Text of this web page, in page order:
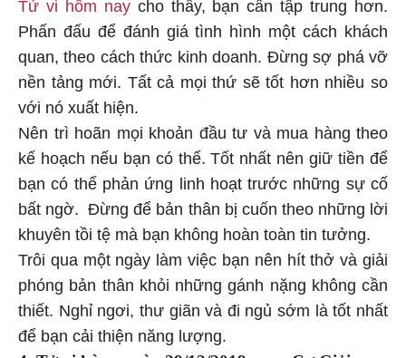
Tử vi hôm nay cho thấy, bạn cần tập trung hơn.
Phấn đấu để đánh giá tình hình một cách khách
quan, theo cách thức kinh doanh. Đừng sợ phá vỡ
nền tảng mới. Tất cả mọi thứ sẽ tốt hơn nhiều so
với nó xuất hiện.
Nên trì hoãn mọi khoản đầu tư và mua hàng theo
kế hoạch nếu bạn có thể. Tốt nhất nên giữ tiền để
bạn có thể phản ứng linh hoạt trước những sự cố
bất ngờ. Đừng để bản thân bị cuốn theo những lời
khuyên tồi tệ mà bạn không hoàn toàn tin tưởng.
Trôi qua một ngày làm việc bạn nên hít thở và giải
phóng bản thân khỏi những gánh nặng không cần
thiết. Nghỉ ngơi, thư giãn và đi ngủ sớm là tốt nhất
để bạn cải thiện năng lượng.